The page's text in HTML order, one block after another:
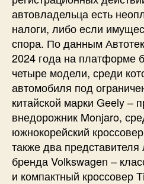
автовладельца есть
налоги, либо если
спора. По данным
2024 года на платформе
четыре модели, среди
автомобиля под
китайской марки Geely –
внедорожник Monjaro,
южнокорейский
также два
бренда Volkswagen –
и компактный кроссовер